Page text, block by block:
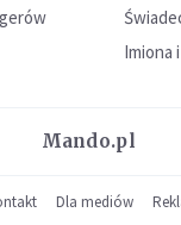
Imiona
Mando.pl
Dla mediów